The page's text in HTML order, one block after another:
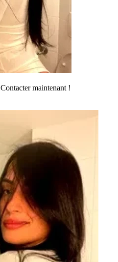
Contacter maintenant !